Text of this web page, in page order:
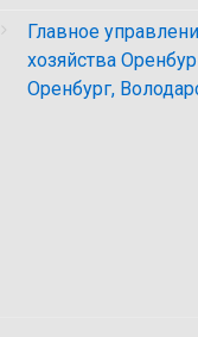
Главное
хозяйства
Оренбург,